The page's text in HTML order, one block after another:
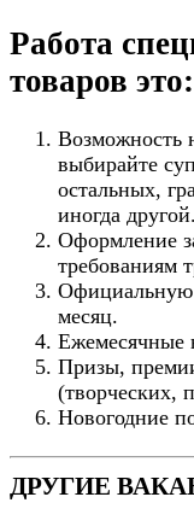
Работа
товаров это:
Возможность
выбирайте
остальных,
иногда другой.
Оформление
требованиям
Официальную
месяц.
Ежемесячные
Призы,
(творческих,
Новогодние
ДРУГИЕ